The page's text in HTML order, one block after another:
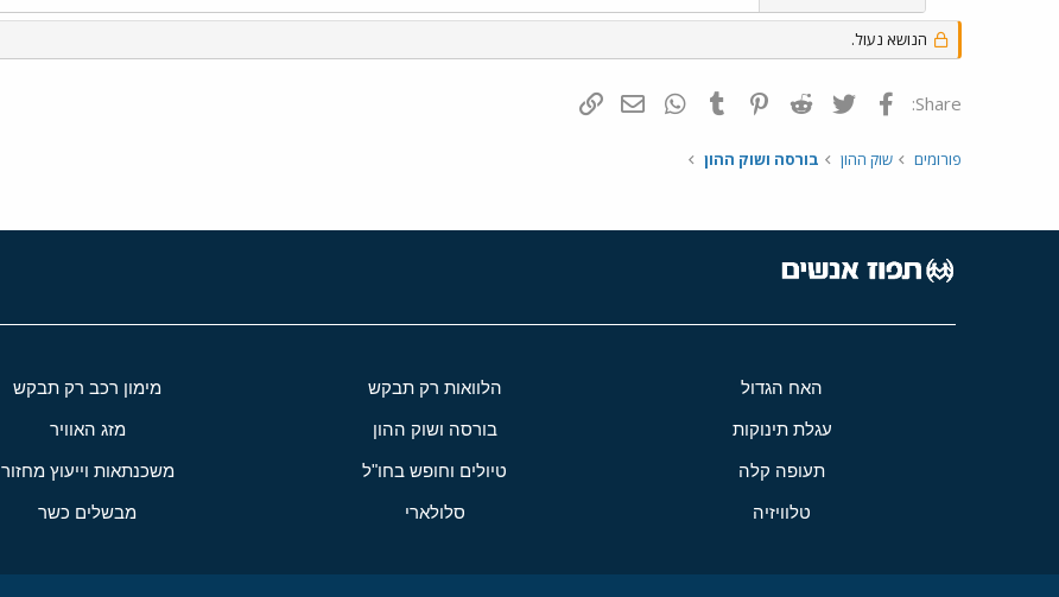
הנושא נעול.
Share: פייסבוק Twitter
Reddit
Pinterest
Tumblr
WhatsAppדואר אלקטרוני
פורומים שוק ההון בורסה ושוק ההון
האח הגדול הלוואות רק תבקש מימון רכב רק תבקש
עגלת תינוקות בורסה ושוק ההון מזג האוויר
תעופה קלה טיולים וחופש בחו"ל משכנתאות וייעוץ מחזור
טלוויזיה סלולארי מבשלים כשר